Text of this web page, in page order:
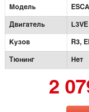
Модель
Двигатель L3VE
Кузов R3,
Тюнинг Нет
2